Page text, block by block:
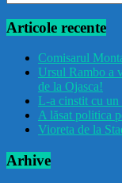
Articole recente
Comisarul
Ursul Rambo a
de la Ojasca!
L-a cinstit cu un
A lăsat politica
Vioreta de la
Arhive